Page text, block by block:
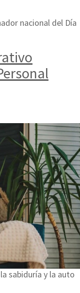
nacional del Día
sabiduría y la auto